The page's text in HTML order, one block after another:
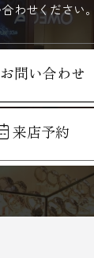
わせください。
お問い合わせ
来店予約